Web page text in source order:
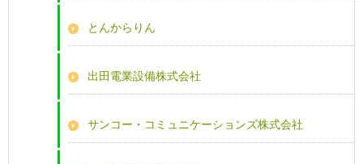
とんからりん
出田電業設備株式会社
サンコー・コミュニケーションズ株式会社